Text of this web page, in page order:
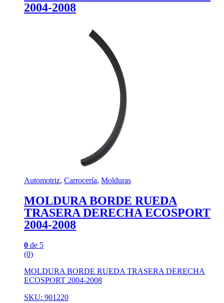
2004-2008
Automotriz, Carrocería, Molduras
MOLDURA BORDE RUEDA
TRASERA DERECHA ECOSPORT
2004-2008
0 de 5
(0)
MOLDURA BORDE RUEDA TRASERA DERECHA
ECOSPORT 2004-2008
SKU: 901220